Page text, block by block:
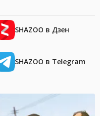
SHAZOO в Дзен
SHAZOO в Telegram